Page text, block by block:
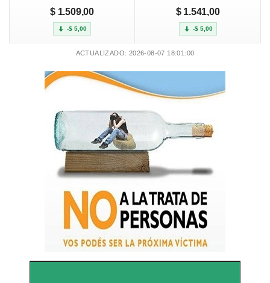
$ 1.509,00
-$ 5,00
$ 1.541,00
-$ 5,00
ACTUALIZADO: 2026-08-07 18:01:00